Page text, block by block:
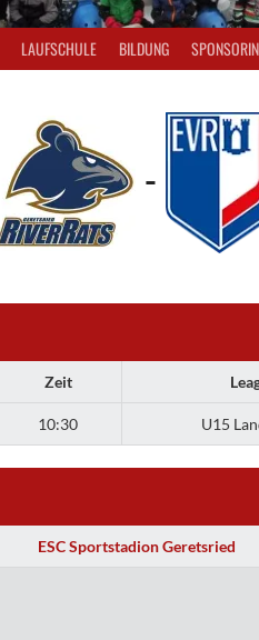
LAUFSCHULE BILDUNG
-
Zeit
10:30 U15
ESC Sportstadion Geretsried